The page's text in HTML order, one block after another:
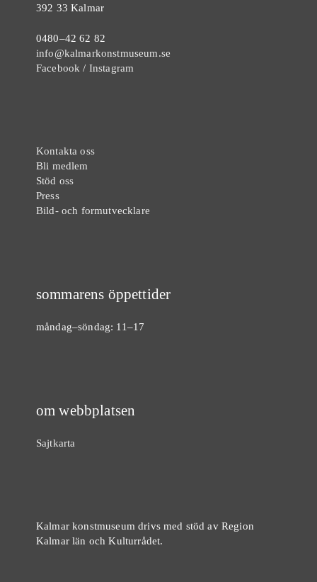
392 33 Kalmar
0480–42 62 82
info@kalmarkonstmuseum.se
Facebook / Instagram
Kontakta oss
Bli medlem
Stöd oss
Press
Bild- och formutvecklare
sommarens öppettider
måndag–söndag: 11–17
om webbplatsen
Sajtkarta
Kalmar konstmuseum drivs med stöd av Region
Kalmar län och Kulturrådet.